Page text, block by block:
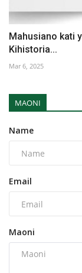
Mahusiano kati
Kihistoria...
Mar 6, 2025
MAONI
Name
Email
Maoni